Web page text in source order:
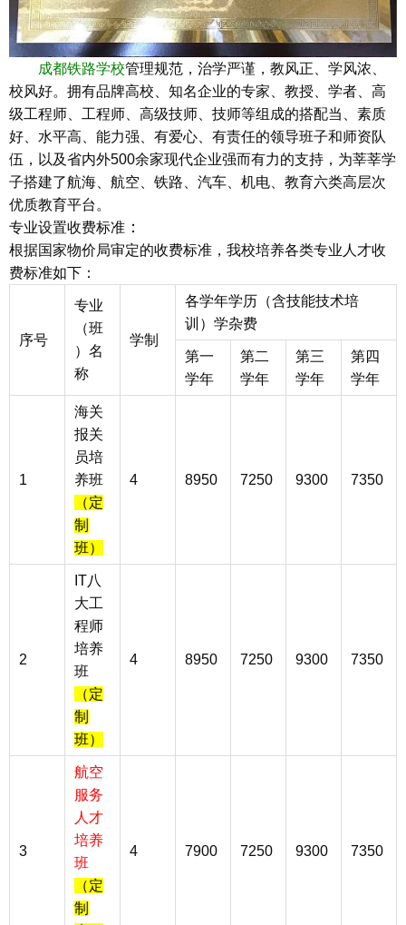
成都铁路学校管理规范，治学严谨，教风正、学风浓、
校风好。拥有品牌高校、知名企业的专家、教授、学者、高
级工程师、工程师、高级技师、技师等组成的搭配当、素质
好、水平高、能力强、有爱心、有责任的领导班子和师资队
伍，以及省内外500余家现代企业强而有力的支持，为莘莘学
子搭建了航海、航空、铁路、汽车、机电、教育六类高层次
优质教育平台。
专业设置收费标准 ：
根据国家物价局审定的收费标准，我校培养各类专业人才收
费标准如下：
序号
专业
（班
）名
称
学制
各学年学历（含技能技术培
训）学杂费
第一
学年
第二
学年
第三
学年
第四
学年
1
海关
报关
员培
养班
（定
制
班）
4 8950 7250 9300 7350
2
IT八
大工
程师
培养
班
（定
制
班）
4 8950 7250 9300 7350
3
航空
服务
人才
培养
班
（定
制
4 7900 7250 9300 7350